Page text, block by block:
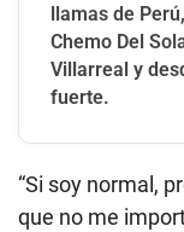
llamas de
Chemo Del
Villarreal y
fuerte.
“Si soy normal,
que no me